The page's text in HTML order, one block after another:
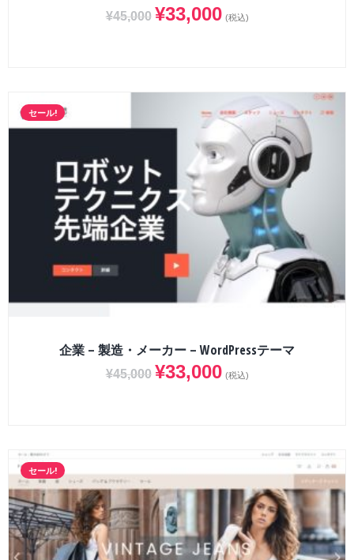
¥45,000 ¥33,000 (税込)
セール!
企業 – 製造・メーカー – WordPressテーマ
¥45,000 ¥33,000 (税込)
セール!